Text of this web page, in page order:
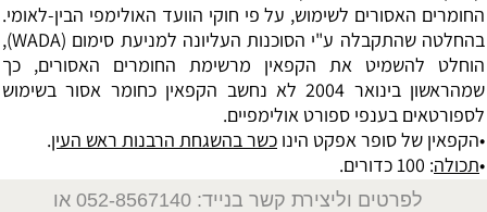
החומרים האסורים לשימוש, על פי חוקי הוועד האולימפי הבין-לאומי.
בהחלטה שהתקבלה ע"י הסוכנות העליונה למניעת סימום (WADA),
הוחלט להשמיט את הקפאין מרשימת החומרים האסורים, כך
שמהראשון בינואר 2004 לא נחשב הקפאין כחומר אסור בשימוש
לספורטאים בענפי ספורט אולימפיים.
•הקפאין של סופר אפקט הינו כשר בהשגחת הרבנות ראש העין.
•תכולה: 100 כדורים.
לפרטים וליצירת קשר בנייד: 052-8567140
או